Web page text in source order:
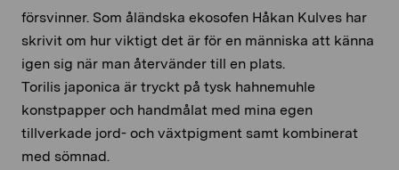
försvinner. Som åländska ekosofen Håkan Kulves har
skrivit om hur viktigt det är för en människa att känna
igen sig när man återvänder till en plats.
Torilis japonica är tryckt på tysk hahnemuhle
konstpapper och handmålat med mina egen
tillverkade jord- och växtpigment samt kombinerat
med sömnad.